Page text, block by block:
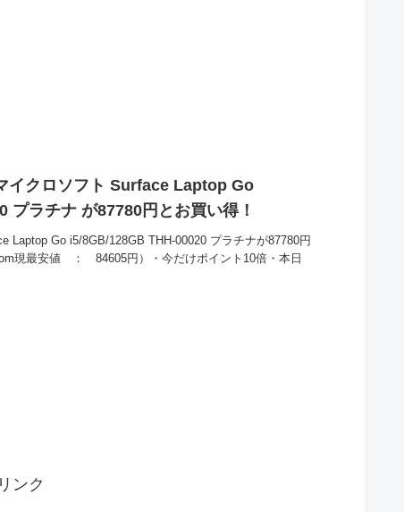
イクロソフト Surface Laptop Go
プラチナ が87780円とお買い得！
Laptop Go i5/8GB/128GB THH-00020 プラチナが87780円
現最安値 ： 84605円）・今だけポイント10倍・本日
ンク